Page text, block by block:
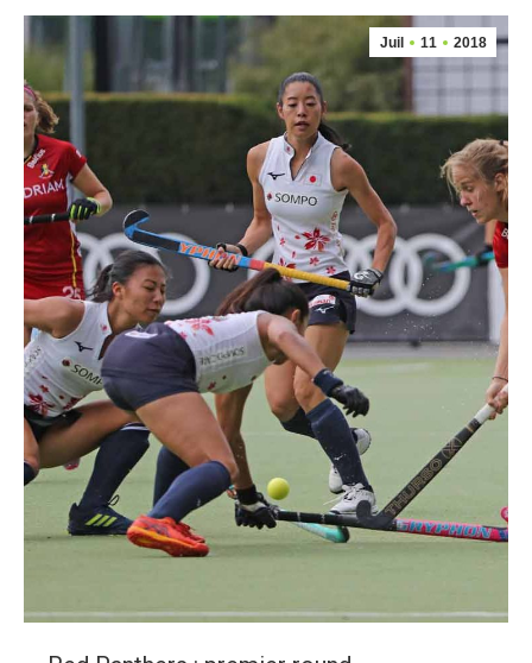
Juil 11 2018